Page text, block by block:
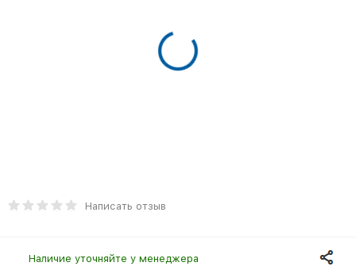
Написать отзыв
Наличие уточняйте у менеджера